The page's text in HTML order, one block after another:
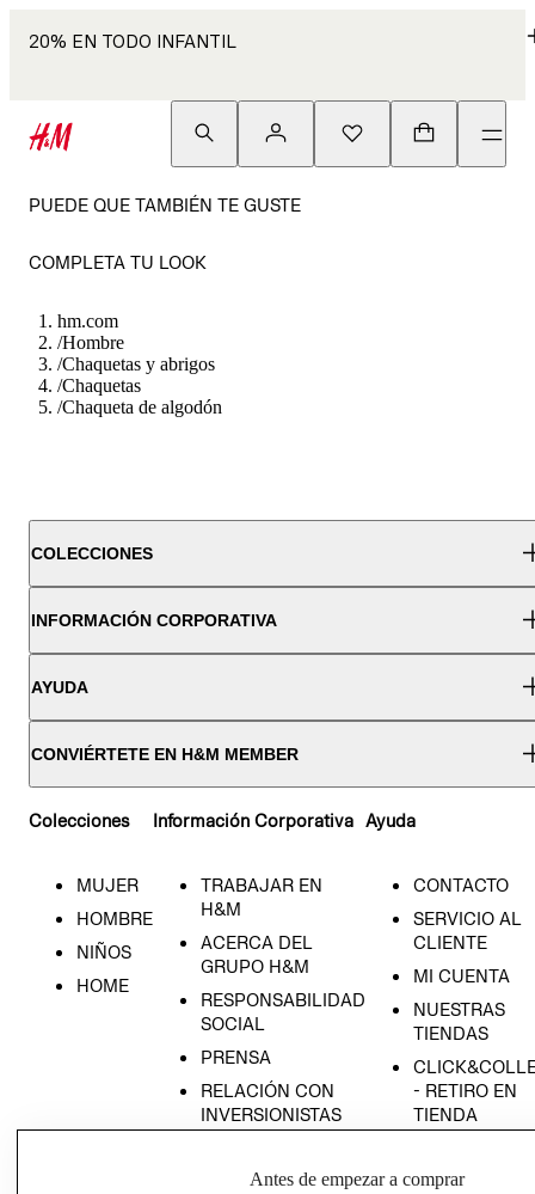
20% EN TODO INFANTIL
PUEDE QUE TAMBIÉN TE GUSTE
COMPLETA TU LOOK
hm.com
/Hombre
/Chaquetas y abrigos
/Chaquetas
/Chaqueta de algodón
COLECCIONES
INFORMACIÓN CORPORATIVA
AYUDA
CONVIÉRTETE EN H&M MEMBER
Colecciones
MUJER
HOMBRE
NIÑOS
HOME
Información Corporativa
TRABAJAR EN
H&M
ACERCA DEL
GRUPO H&M
RESPONSABILIDAD
SOCIAL
PRENSA
RELACIÓN CON
INVERSIONISTAS
EMPRESARIAL
Ayuda
CONTACTO
SERVICIO AL
CLIENTE
MI CUENTA
NUESTRAS
TIENDAS
- RETIRO EN
TIENDA
CONDICIONES
Antes de empezar a comprar